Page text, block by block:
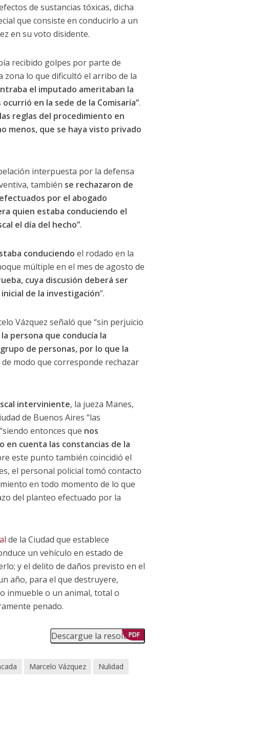
de sustancias tóxicas, dicha
que consiste en conducirlo a un
en su voto disidente.
recibido golpes por parte de
zona lo que dificultó el arribo de la
el imputado ameritaban la
en la sede de la Comisaría”.
reglas del procedimiento en
menos, que se haya visto privado
interpuesta por la defensa
también se rechazaron de
por el abogado
quien estaba conduciendo el
el día del hecho”.
conduciendo el rodado en la
múltiple en el mes de agosto de
cuya discusión deberá ser
de la investigación”.
Vázquez señaló que “sin perjuicio
persona que conducía la
de personas, por lo que la
de modo que corresponde rechazar
interviniente, la jueza Manes,
de Buenos Aires “las
entonces que nos
en cuenta las constancias de la
este punto también coincidió el
el personal policial tomó contacto
en todo momento de lo que
del planteo efectuado por la
de la Ciudad que establece
un vehículo en estado de
y el delito de daños previsto en el
año, para el que destruyere,
inmueble o un animal, total o
penado.
Descargue la resolución
PDF
Marcelo Vázquez
Nulidad